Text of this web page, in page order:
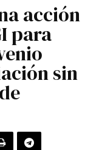
acción
para
sin